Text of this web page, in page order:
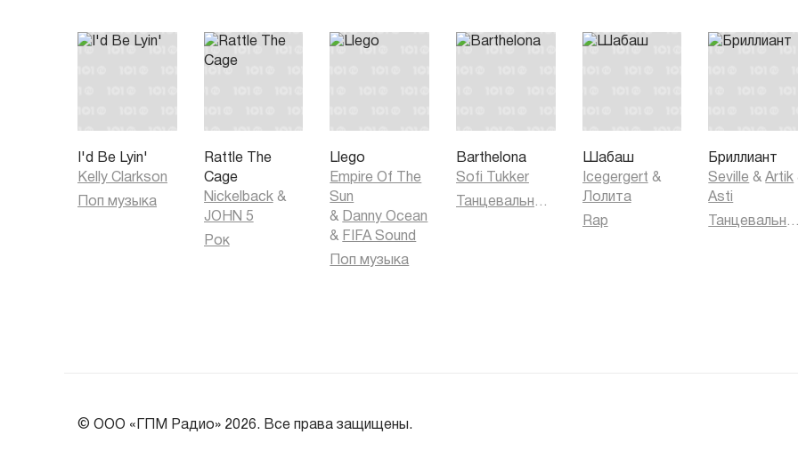
I'd Be Lyin'
Kelly Clarkson
Поп музыка
Rattle The
Cage
Nickelback &
JOHN 5
Рок
Llego
Empire Of The
Sun
& Danny Ocean
& FIFA Sound
Поп музыка
Barthelona
Sofi Tukker
Шабаш
Icegergert &
Лолита
Rap
Бриллиант
Seville &Artik
Asti
© ООО «ГПМ Радио» 2026. Все права защищены.